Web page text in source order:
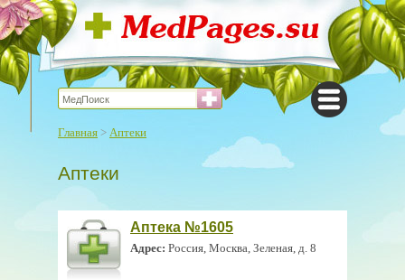
Главная > Аптеки
Аптеки
Аптека №1605
Адрес: Россия, Москва, Зеленая, д. 8